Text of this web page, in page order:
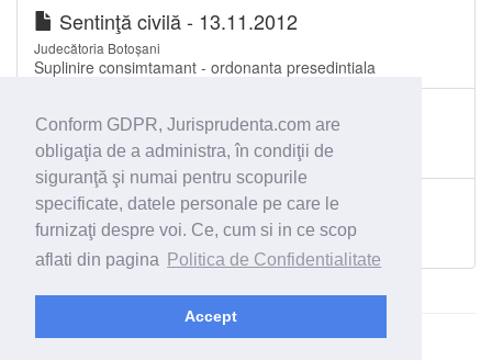
Conform GDPR, Jurisprudenta.com are
obligaţia de a administra, în condiţii de
siguranţă şi numai pentru scopurile
specificate, datele personale pe care le
furnizaţi despre voi. Ce, cum si in ce scop
aflati din pagina
Politica de Confidentialitate
Accept
Sentinţă civilă - 13.11.2012
Judecătoria Botoșani
Suplinire consimtamant - ordonanta presedintiala
Sentinţă civilă - 20.02.2009
comercial - art 138 legea 85/2006
Sentinţă penală - 28.03.2013
Judecătoria Târgu Jiu
Cereri